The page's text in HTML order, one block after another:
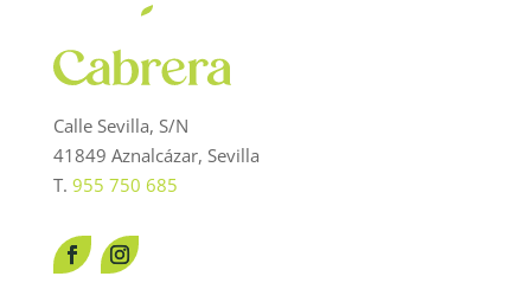
Calle Sevilla, S/N
41849 Aznalcázar, Sevilla
T. 955 750 685